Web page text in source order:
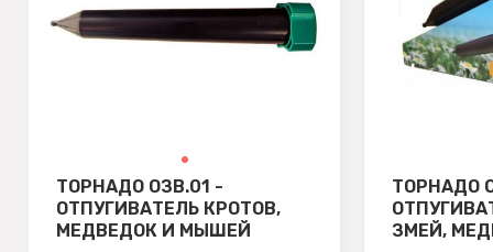
ТОРНАДО ОЗВ.01 -
ОТПУГИВАТЕЛЬ КРОТОВ,
МЕДВЕДОК И МЫШЕЙ
ТОРНАДО
ЗМЕЙ,